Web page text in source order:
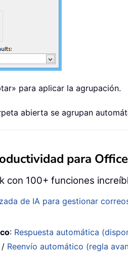
para aplicar la agrupación.
abierta se agrupan
para Office
con 100+ funciones
de IA para gestionar
: Respuesta automática
/ Reenvío automático (regla